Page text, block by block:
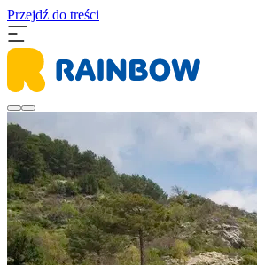
Przejdź do treści